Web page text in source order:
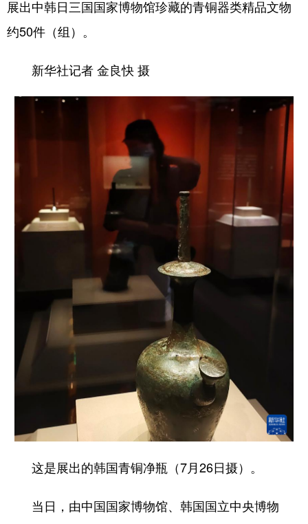
展出中韩日三国国家博物馆珍藏的青铜器类精品文物
约50件（组）。
新华社记者 金良快 摄
这是展出的韩国青铜净瓶（7月26日摄）。
当日，由中国国家博物馆、韩国国立中央博物